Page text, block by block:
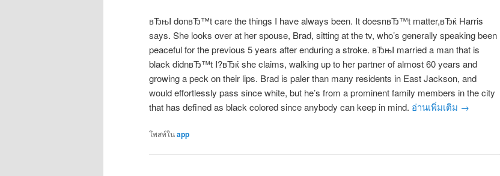
вЂњI donвЂ™t care the things I have always been. It doesnвЂ™t matter,вЂќ Harris
says. She looks over at her spouse, Brad, sitting at the tv, who’s generally speaking been
peaceful for the previous 5 years after enduring a stroke. вЂњI married a man that is
black didnвЂ™t I?вЂќ she claims, walking up to her partner of almost 60 years and
growing a peck on their lips. Brad is paler than many residents in East Jackson, and
would effortlessly pass since white, but he’s from a prominent family members in the city
that has defined as black colored since anybody can keep in mind. อ่านเพิ่มเติม →
โพสท์ในapp